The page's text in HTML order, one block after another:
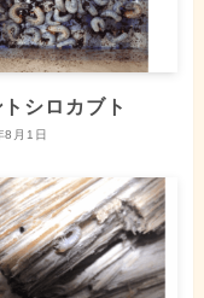
シロカブト
8月1日